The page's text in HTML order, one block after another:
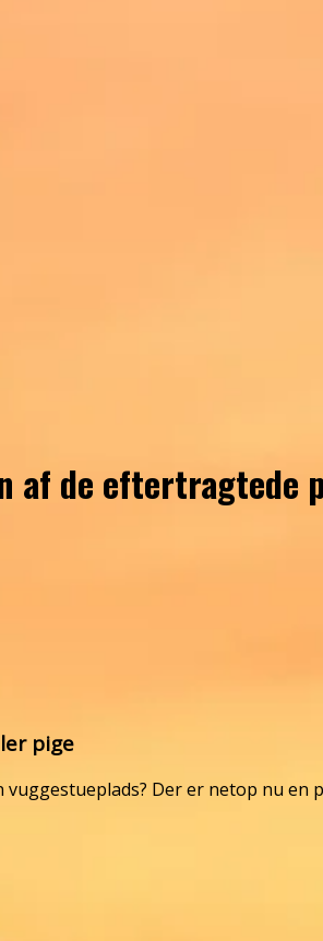
af de eftertragtede
pige
Der er netop nu